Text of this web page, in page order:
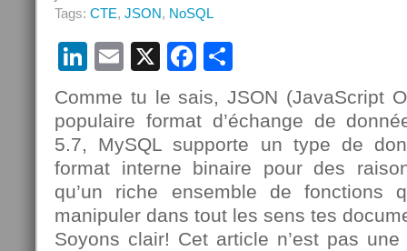
Tags: CTE, JSON, NoSQL
LinkedIn
Email
X Facebook
Comme tu le sais, JSON (JavaScript
populaire format d’échange de
5.7, MySQL supporte un type de
format interne binaire pour des
qu’un riche ensemble de fonctions
manipuler dans tout les sens tes
Soyons clair! Cet article n’est pas